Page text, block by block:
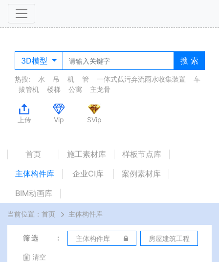
3D模型 搜 索
热搜: 水 吊 机 管 一体式截污弃流雨水收集装置
车
拔管机
楼梯 公寓 主龙骨
上传 Vip SVip
首页 施工素材库
样板节点库
主体构件库
企业CI库
案例素材库
BIM动画库
当前位置： 首页 主体构件库
筛 选 ： 主体构件库 房屋建筑工程
清空